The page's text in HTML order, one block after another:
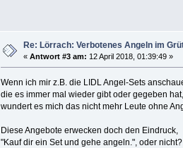
Re: Lörrach: Verbotenes Angeln im
«Antwort #3 am: 12 April 2018, 01:39:49 »
Wenn ich mir z.B. die LIDL Angel-Sets
die es immer mal wieder gibt oder gegeben hat,
wundert es mich das nicht mehr Leute ohne
Diese Angebote erwecken doch den Eindruck,
"Kauf dir ein Set und gehe angeln.", oder nicht?